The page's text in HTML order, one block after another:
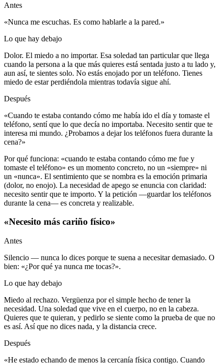
Antes
«Nunca me escuchas. Es como hablarle a la pared.»
Lo que hay debajo
Dolor. El miedo a no importar. Esa soledad tan particular que llega
cuando la persona a la que más quieres está sentada justo a tu lado y,
aun así, te sientes solo. No estás enojado por un teléfono. Tienes
miedo de estar perdiéndola mientras todavía sigue ahí.
Después
«Cuando te estaba contando cómo me había ido el día y tomaste el
teléfono, sentí que lo que decía no importaba. Necesito sentir que te
interesa mi mundo. ¿Probamos a dejar los teléfonos fuera durante la
cena?»
Por qué funciona: «cuando te estaba contando cómo me fue y
tomaste el teléfono» es un momento concreto, no un «siempre» ni
un «nunca». El sentimiento que se nombra es la emoción primaria
(dolor, no enojo). La necesidad de apego se enuncia con claridad:
necesito sentir que te importo. Y la petición —guardar los teléfonos
durante la cena— es concreta y realizable.
«Necesito más cariño físico»
Antes
Silencio — nunca lo dices porque te suena a necesitar demasiado. O
bien: «¿Por qué ya nunca me tocas?».
Lo que hay debajo
Miedo al rechazo. Vergüenza por el simple hecho de tener la
necesidad. Una soledad que vive en el cuerpo, no en la cabeza.
Quieres que te quieran, y pedirlo se siente como la prueba de que no
es así. Así que no dices nada, y la distancia crece.
Después
«He estado echando de menos la cercanía física contigo. Cuando